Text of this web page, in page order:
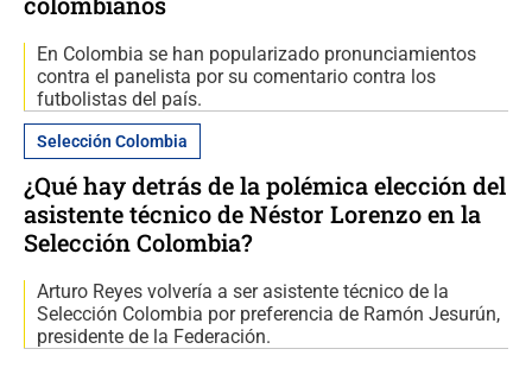
En Colombia se han popularizado pronunciamientos
contra el panelista por su comentario contra los
futbolistas del país.
Selección Colombia
¿Qué hay detrás de la polémica elección del
asistente técnico de Néstor Lorenzo en la
Selección Colombia?
Arturo Reyes volvería a ser asistente técnico de la
Selección Colombia por preferencia de Ramón Jesurún,
presidente de la Federación.